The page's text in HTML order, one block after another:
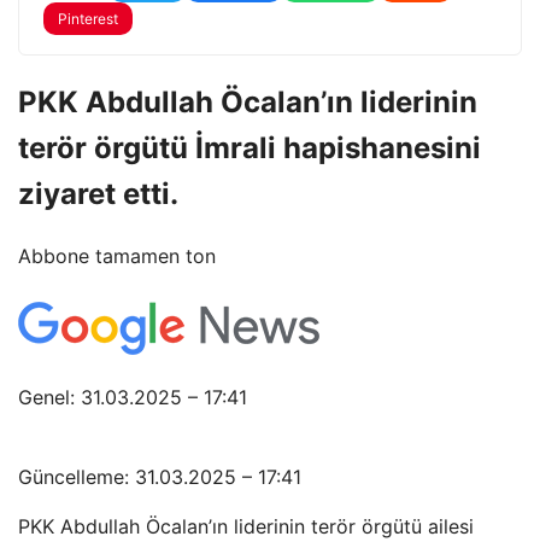
Pinterest
PKK Abdullah Öcalan’ın liderinin
terör örgütü İmrali hapishanesini
ziyaret etti.
Abbone tamamen ton
Genel: 31.03.2025 – 17:41
Güncelleme: 31.03.2025 – 17:41
PKK Abdullah Öcalan’ın liderinin terör örgütü ailesi